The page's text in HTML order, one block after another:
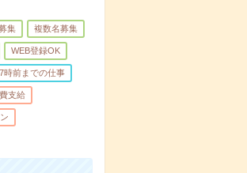
集 複数名募集
WEB登録OK
時前までの仕事
支給